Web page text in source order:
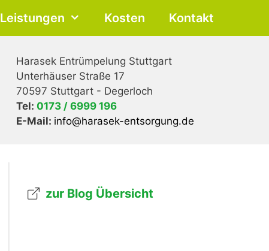
Leistungen Kosten Kontakt
Harasek Entrümpelung Stuttgart
Unterhäuser Straße 17
70597 Stuttgart - Degerloch
Tel: 0173 / 6999 196
E-Mail: info@harasek-entsorgung.de
zur Blog Übersicht